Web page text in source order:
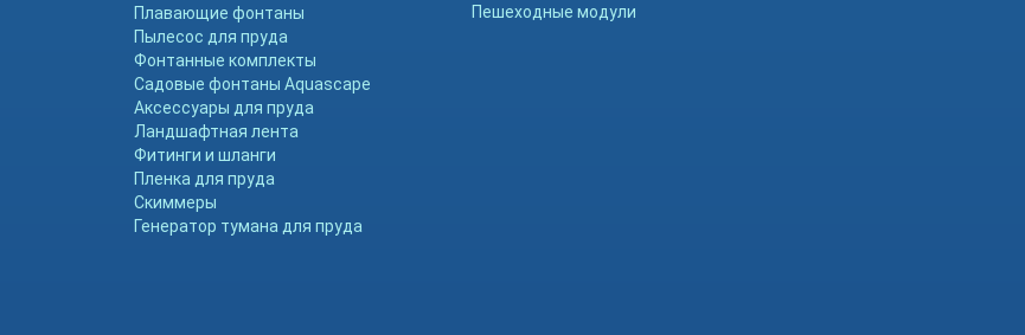
Плавающие фонтаны
Пылесос для пруда
Фонтанные комплекты
Садовые фонтаны Aquascape
Аксессуары для пруда
Ландшафтная лента
Фитинги и шланги
Пленка для пруда
Скиммеры
Генератор тумана для пруда
Пешеходные модули